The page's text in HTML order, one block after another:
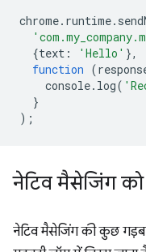
chrome. runtime.
{text : 'Hello' },
function (
console. log(
}
);
नेटिव मैसेजिंग
नेटिव मैसेजिंग की कुछ